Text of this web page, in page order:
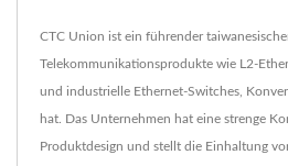
CTC Union ist ein führender
Telekommunikationsprodukte wie L2-
und industrielle Ethernet-Switches,
hat. Das Unternehmen hat eine strenge
Produktdesign und stellt die Einhaltung